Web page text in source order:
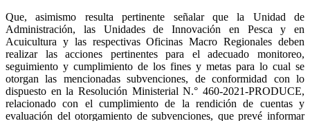
Que, asimismo resulta pertinente señalar que la Unidad de
Administración, las Unidades de Innovación en Pesca y en
Acuicultura y las respectivas Oficinas Macro Regionales deben
realizar las acciones pertinentes para el adecuado monitoreo,
seguimiento y cumplimiento de los fines y metas para lo cual se
otorgan las mencionadas subvenciones, de conformidad con lo
dispuesto en la Resolución Ministerial N.° 460-2021-PRODUCE,
relacionado con el cumplimiento de la rendición de cuentas y
evaluación del otorgamiento de subvenciones, que prevé informar